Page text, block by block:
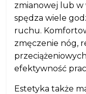
zmianowej lub
spędza wiele
ruchu.
zmęczenie nóg,
efektywność
Estetyka także